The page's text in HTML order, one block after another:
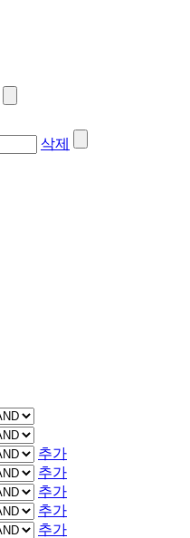
삭제
추가
추가
추가
추가
추가